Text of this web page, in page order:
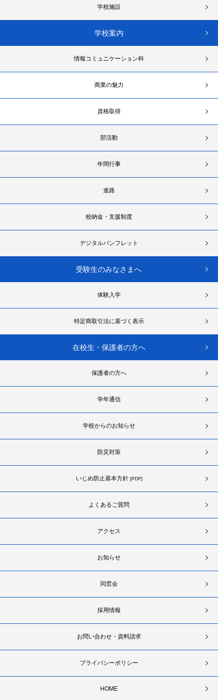
学校施設
学校案内
情報コミュニケーション科
商業の魅力
資格取得
部活動
年間行事
進路
校納金・支援制度
デジタルパンフレット
受験生のみなさまへ
体験入学
特定商取引法に基づく表示
在校生・保護者の方へ
保護者の方へ
学年通信
学校からのお知らせ
防災対策
いじめ防止基本方針[PDF]
よくあるご質問
アクセス
お知らせ
同窓会
採用情報
お問い合わせ・資料請求
プライバシーポリシー
HOME